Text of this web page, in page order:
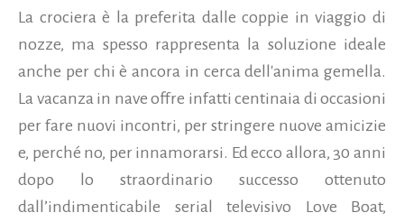
La crociera è la preferita dalle coppie in viaggio di
nozze, ma spesso rappresenta la soluzione ideale
anche per chi è ancora in cerca dell'anima gemella.
La vacanza in nave offre infatti centinaia di occasioni
per fare nuovi incontri, per stringere nuove amicizie
e, perché no, per innamorarsi. Ed ecco allora, 30 anni
dopo lo straordinario successo ottenuto
dall’indimenticabile serial televisivo Love Boat,